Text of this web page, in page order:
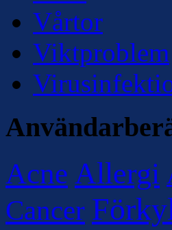
Vårtor
Viktproblem
Acne Allergi
Cancer